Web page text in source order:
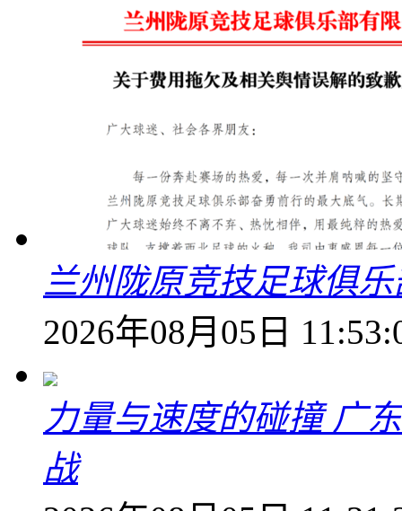
兰州陇原竞技足球俱
2026年08月05日
力量与速度的碰撞 广
战